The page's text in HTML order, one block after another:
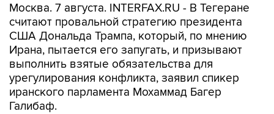
Москва. 7 августа. INTERFAX.RU - В Тегеране
считают провальной стратегию президента
США Дональда Трампа, который, по мнению
Ирана, пытается его запугать, и призывают
выполнить взятые обязательства для
урегулирования конфликта, заявил спикер
иранского парламента Мохаммад Багер
Галибаф.